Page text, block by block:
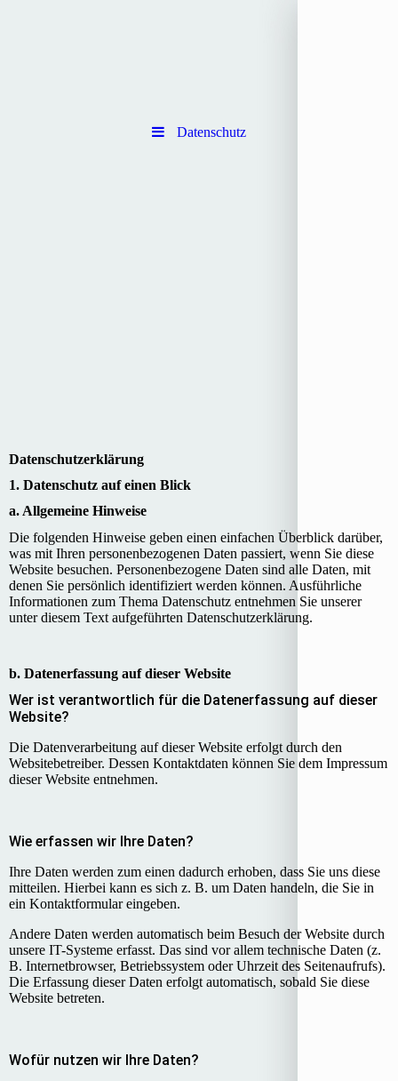
Datenschutz
Daten­­schutz­­erklärung
1. Datenschutz auf einen Blick
a. Allgemeine Hinweise
Die folgenden Hinweise geben einen einfachen Überblick darüber,
was mit Ihren personenbezogenen Daten passiert, wenn Sie diese
Website besuchen. Personenbezogene Daten sind alle Daten, mit
denen Sie persönlich identifiziert werden können. Ausführliche
Informationen zum Thema Datenschutz entnehmen Sie unserer
unter diesem Text aufgeführten Datenschutzerklärung.
b. Datenerfassung auf dieser Website
Wer ist verantwortlich für die Datenerfassung auf dieser
Website?
Die Datenverarbeitung auf dieser Website erfolgt durch den
Websitebetreiber. Dessen Kontaktdaten können Sie dem Impressum
dieser Website entnehmen.
Wie erfassen wir Ihre Daten?
Ihre Daten werden zum einen dadurch erhoben, dass Sie uns diese
mitteilen. Hierbei kann es sich z. B. um Daten handeln, die Sie in
ein Kontaktformular eingeben.
Andere Daten werden automatisch beim Besuch der Website durch
unsere IT-Systeme erfasst. Das sind vor allem technische Daten (z.
B. Internetbrowser, Betriebssystem oder Uhrzeit des Seitenaufrufs).
Die Erfassung dieser Daten erfolgt automatisch, sobald Sie diese
Website betreten.
Wofür nutzen wir Ihre Daten?